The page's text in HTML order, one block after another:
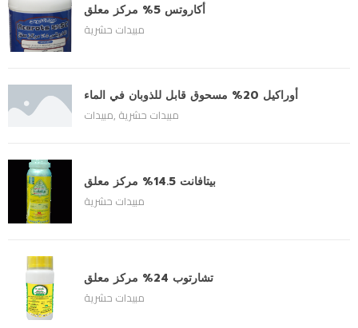
أكاروتس 5% مركز معلق
مبيدات حشرية
أوراكيل 20% مسحوق قابل للذوبان في الماء
مبيدات, مبيدات حشرية
بيتافانت 14.5% مركز معلق
مبيدات حشرية
تشارتوب 24% مركز معلق
مبيدات حشرية